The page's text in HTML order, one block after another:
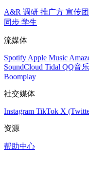
A&R 调研 推广方 宣传
同步 学生
流媒体
Spotify Apple Music
SoundCloud Tidal QQ音乐
Boomplay
社交媒体
Instagram TikTok X
资源
帮助中心